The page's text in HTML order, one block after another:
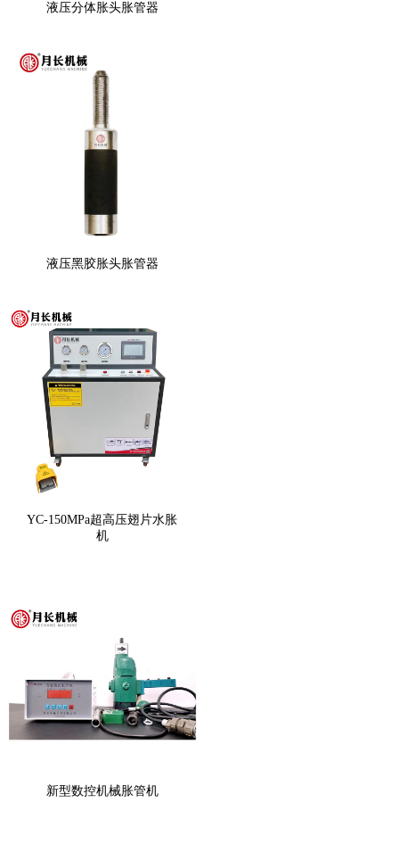
液压分体胀头胀管器
液压黑胶胀头胀管器
YC-150MPa超高压翅片水胀
机
新型数控机械胀管机